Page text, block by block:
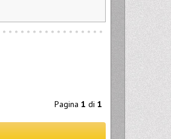
Pagina 1 di 1